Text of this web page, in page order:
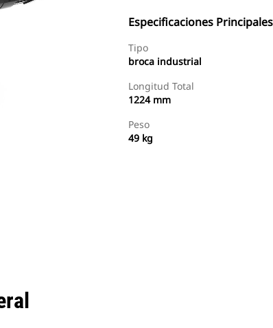
Especificaciones Principales
Tipo
broca industrial
Longitud Total
1224 mm
Peso
49 kg